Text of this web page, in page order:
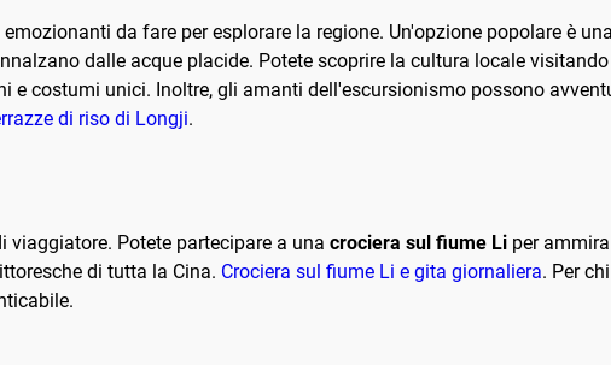
da fare per esplorare la regione. Un'opzione popolare è
dalle acque placide. Potete scoprire la cultura locale
e costumi unici. Inoltre, gli amanti dell'escursionismo possono
di riso di Longji.
Potete partecipare a una crociera sul fiume Li per
di tutta la Cina. Crociera sul fiume Li e gita giornaliera. Per